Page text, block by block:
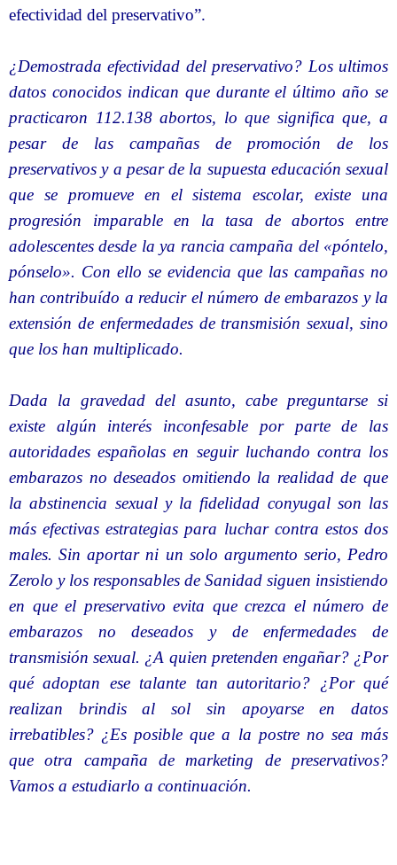
efectividad del preservativo”.
¿Demostrada efectividad del preservativo? Los ultimos
datos conocidos indican que durante el último año se
practicaron 112.138 abortos, lo que significa que, a
pesar de las campañas de promoción de los
preservativos y a pesar de la supuesta educación sexual
que se promueve en el sistema escolar, existe una
progresión imparable en la tasa de abortos entre
adolescentes desde la ya rancia campaña del «póntelo,
pónselo». Con ello se evidencia que las campañas no
han contribuído a reducir el número de embarazos y la
extensión de enfermedades de transmisión sexual, sino
que los han multiplicado.
Dada la gravedad del asunto, cabe preguntarse si
existe algún interés inconfesable por parte de las
autoridades españolas en seguir luchando contra los
embarazos no deseados omitiendo la realidad de que
la abstinencia sexual y la fidelidad conyugal son las
más efectivas estrategias para luchar contra estos dos
males. Sin aportar ni un solo argumento serio, Pedro
Zerolo y los responsables de Sanidad siguen insistiendo
en que el preservativo evita que crezca el número de
embarazos no deseados y de enfermedades de
transmisión sexual. ¿A quien pretenden engañar? ¿Por
qué adoptan ese talante tan autoritario? ¿Por qué
realizan brindis al sol sin apoyarse en datos
irrebatibles? ¿Es posible que a la postre no sea más
que otra campaña de marketing de preservativos?
Vamos a estudiarlo a continuación.